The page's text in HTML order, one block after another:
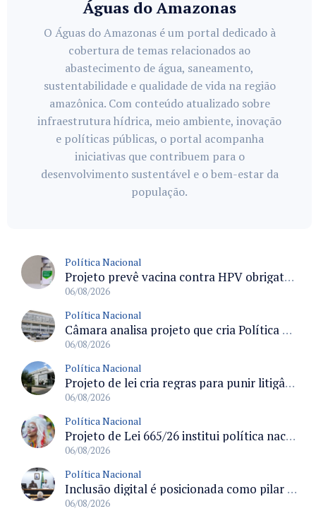
Águas do Amazonas
O Águas do Amazonas é um portal dedicado à
cobertura de temas relacionados ao
abastecimento de água, saneamento,
sustentabilidade e qualidade de vida na região
amazônica. Com conteúdo atualizado sobre
infraestrutura hídrica, meio ambiente, inovação
e políticas públicas, o portal acompanha
iniciativas que contribuem para o
desenvolvimento sustentável e o bem-estar da
população.
Política Nacional
Projeto prevê vacina contra HPV obrigatória e testes moleculares para rastreamento do câncer do colo do útero
06/08/2026
Política Nacional
Câmara analisa projeto que cria Política Nacional de Qualificação e Valorização da Preceptoria na Residência Médica
06/08/2026
Política Nacional
Projeto de lei cria regras para punir litigância abusiva reversa e integrar sistemas do Judiciário
06/08/2026
Política Nacional
Projeto de Lei 665/26 institui política nacional para prevenção ao transfeminicídio e prevê medidas de proteção e reparação
06/08/2026
Política Nacional
Inclusão digital é posicionada como pilar essencial da reurbanização de favelas e periferias
06/08/2026